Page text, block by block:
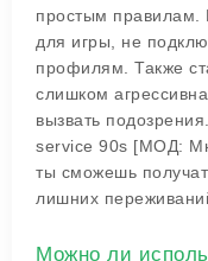
простым правилам.
для игры, не
профилям. Также
слишком
вызвать
service 90s [МОД:
ты сможешь
лишних
Можно ли